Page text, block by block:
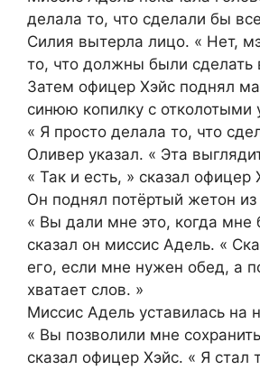
делала то, что сделали бы
Силия вытерла лицо. « Нет,
то, что должны были сделать
Затем офицер Хэйс поднял
синюю копилку с отколотыми
« Я просто делала то, что
Оливер указал. « Эта
« Так и есть, » сказал офицер
Он поднял потёртый жетон из
« Вы дали мне это, когда мне
сказал он миссис Адель. «
его, если мне нужен обед, а
хватает слов. »
Миссис Адель уставилась на
« Вы позволили мне
сказал офицер Хэйс. « Я стал